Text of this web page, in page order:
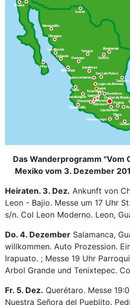
Das Wanderprogramm "Vom
Mexiko vom 3. Dezember
Heiraten. 3. Dez. Ankunft von
Leon - Bajio. Messe um 17 Uhr
s/n. Col Leon Moderno. Leon,
Do. 4. Dezember Salamanca,
willkommen. Auto Prozession.
Irapuato. ; Messe 19 Uhr
Arbol Grande und Tenixtepec.
Fr. 5. Dez. Querétaro. Messe
Nuestra Señora del Pueblito.